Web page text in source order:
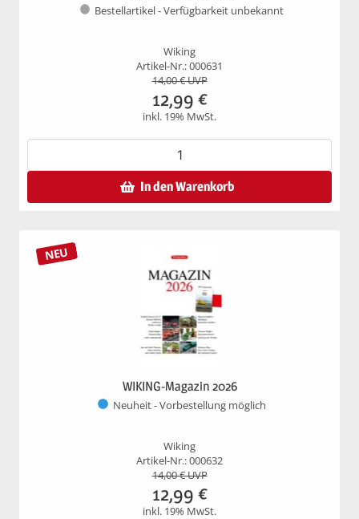
Bestellartikel - Verfügbarkeit unbekannt
Wiking
Artikel-Nr.: 000631
14,00€ UVP
12,99 €
inkl. 19% MwSt.
In den Warenkorb
NEU
WIKING-Magazin 2026
Neuheit - Vorbestellung möglich
Wiking
Artikel-Nr.: 000632
14,00€ UVP
12,99 €
inkl. 19% MwSt.